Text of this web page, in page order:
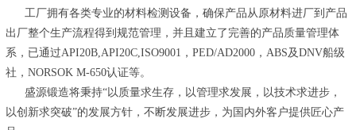
工厂拥有各类专业的材料检测设备，确保产品从原材料进厂到产品
出厂整个生产流程得到规范管理，并且建立了完善的产品质量管理体
系，已通过API20B,API20C,ISO9001，PED/AD2000，ABS及DNV船级
社，NORSOK M-650认证等。
盛源锻造将秉持“以质量求生存，以管理求发展，以技术求进步，
以创新求突破”的发展方针，不断发展进步，为国内外客户提供匠心产